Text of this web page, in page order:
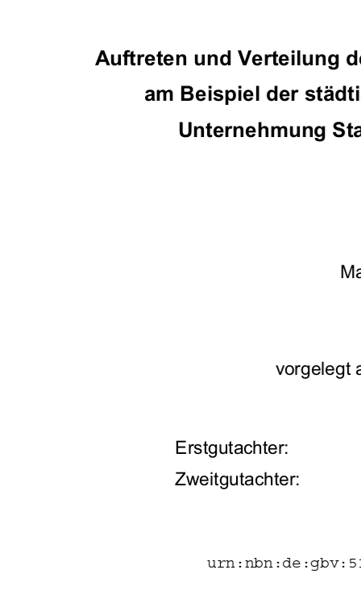
Auftreten und Verteilung
am Beispiel der
Unternehmung
vorgelegt
Erstgutachter:
Zweitgutachter: